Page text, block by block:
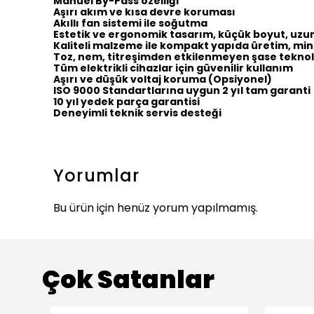
Aşırı akım ve kısa devre koruması
Akıllı fan sistemi ile soğutma
Estetik ve ergonomik tasarım, küçük boyut,
Kaliteli malzeme ile kompakt yapıda üretim,
Toz, nem, titreşimden etkilenmeyen şase
Tüm elektrikli cihazlar için güvenilir kullanım
Aşırı ve düşük voltaj koruma (Opsiyonel)
ISO 9000 Standartlarına uygun 2 yıl tam garanti
10 yıl yedek parça garantisi
Deneyimli teknik servis desteği
Yorumlar
Bu ürün için henüz yorum yapılmamış.
Çok Satanlar